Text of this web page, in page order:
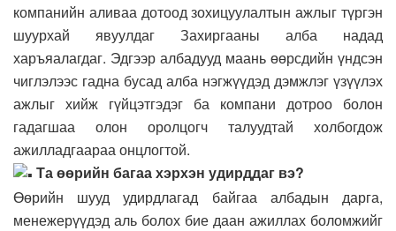
компанийн аливаа дотоод зохицуулалтын ажлыг түргэн
шуурхай явуулдаг Захиргааны алба надад
харъяалагдаг. Эдгээр албадууд маань өөрсдийн үндсэн
чиглэлээс гадна бусад алба нэгжүүдэд дэмжлэг үзүүлэх
ажлыг хийж гүйцэтгэдэг ба компани дотроо болон
гадагшаа олон оролцогч талуудтай холбогдож
ажилладгаараа онцлогтой.
Та өөрийн багаа хэрхэн удирддаг вэ?
Өөрийн шууд удирдлагад байгаа албадын дарга,
менежерүүдэд аль болох бие даан ажиллах боломжийг